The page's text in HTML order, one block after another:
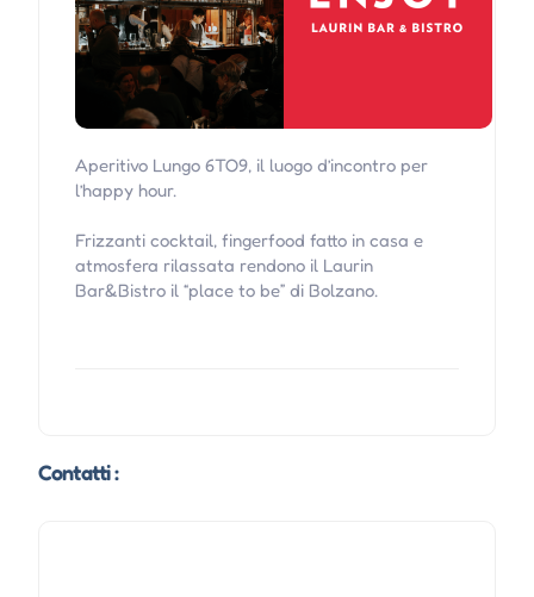
Aperitivo Lungo 6TO9, il luogo d’incontro per
l’happy hour.
Frizzanti cocktail, fingerfood fatto in casa e
atmosfera rilassata rendono il Laurin
Bar&Bistro il “place to be” di Bolzano.
Contatti :